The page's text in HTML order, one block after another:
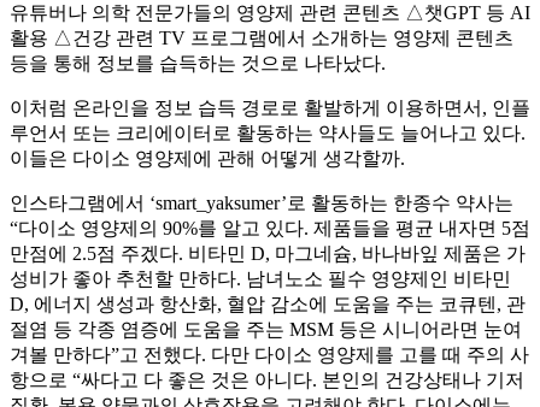
유튜버나 의학 전문가들의 영양제 관련 콘텐츠 △챗GPT 등 AI
활용 △건강 관련 TV 프로그램에서 소개하는 영양제 콘텐츠
등을 통해 정보를 습득하는 것으로 나타났다.
이처럼 온라인을 정보 습득 경로로 활발하게 이용하면서, 인플
루언서 또는 크리에이터로 활동하는 약사들도 늘어나고 있다.
이들은 다이소 영양제에 관해 어떻게 생각할까.
인스타그램에서 ‘smart_yaksumer’로 활동하는 한종수 약사는
“다이소 영양제의 90%를 알고 있다. 제품들을 평균 내자면 5점
만점에 2.5점 주겠다. 비타민 D, 마그네슘, 바나바잎 제품은 가
성비가 좋아 추천할 만하다. 남녀노소 필수 영양제인 비타민
D, 에너지 생성과 항산화, 혈압 감소에 도움을 주는 코큐텐, 관
절염 등 각종 염증에 도움을 주는 MSM 등은 시니어라면 눈여
겨볼 만하다”고 전했다. 다만 다이소 영양제를 고를 때 주의 사
항으로 “싸다고 다 좋은 것은 아니다. 본인의 건강상태나 기저